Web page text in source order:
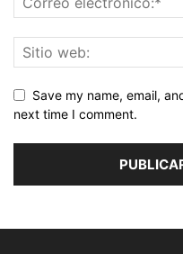
Save my name, email,
next time I comment.